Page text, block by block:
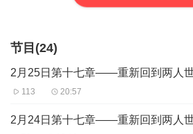
节目(24)
113 20:57